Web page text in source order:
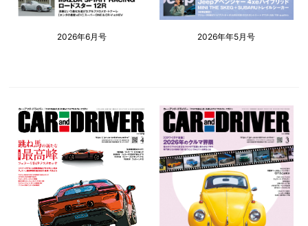
2026年6月号 2026年年5月号